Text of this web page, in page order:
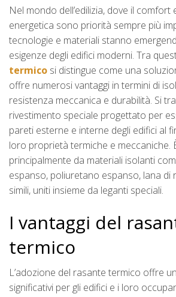
Nel mondo dell’edilizia, dove il comfort
energetica sono priorità sempre più
tecnologie e materiali stanno
esigenze degli edifici moderni. Tra
termico si distingue come una
offre numerosi vantaggi in termini di
resistenza meccanica e durabilità. Si
rivestimento speciale progettato per
pareti esterne e interne degli edifici al
loro proprietà termiche e meccaniche.
principalmente da materiali isolanti
espanso, poliuretano espanso, lana di
simili, uniti insieme da leganti speciali.
I vantaggi del
termico
L’adozione del rasante termico offre
significativi per gli edifici e i loro